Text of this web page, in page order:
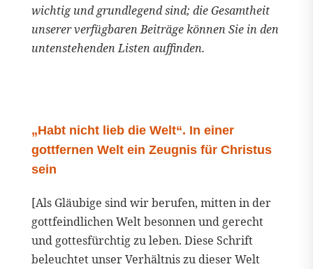
wichtig und grundlegend sind; die Gesamtheit
unserer verfügbaren Beiträge können Sie in den
untenstehenden Listen auffinden.
„Habt nicht lieb die Welt“. In einer
gottfernen Welt ein Zeugnis für Christus
sein
[Als Gläubige sind wir berufen, mitten in der
gottfeindlichen Welt besonnen und gerecht
und gottesfürchtig zu leben. Diese Schrift
beleuchtet unser Verhältnis zu dieser Welt